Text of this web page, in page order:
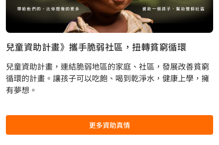
兒童資助計畫》攜手脆弱社區，扭轉貧窮循環
兒童資助計畫，連結脆弱地區的家庭、社區，發展改善貧窮
循環的計畫。讓孩子可以吃飽、喝到乾淨水，健康上學，擁
有夢想。
更多資助真情